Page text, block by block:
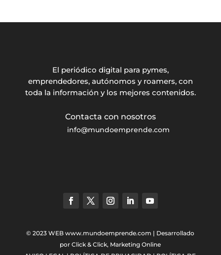
El periódico digital para pymes,
emprendedores, autónomos y roamers, con
toda la información y los mejores contenidos.
info@mundoemprende.com
© 2023 WEBwww.mundoemprende.com | Desarrollado
porClick & Click, Marketing Online